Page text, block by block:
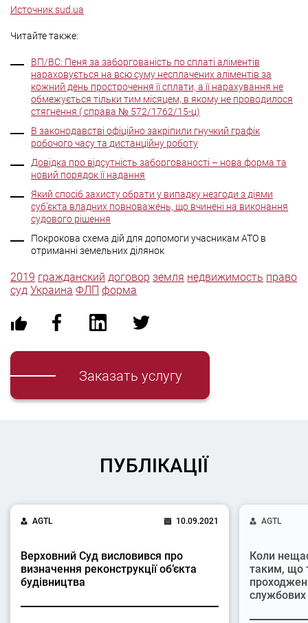
Источник sud.ua
Читайте также:
ВП/ВС: Пеня за заборгованість по сплаті аліментів
нараховується на всю суму несплачених аліментів за
кожний день прострочення її сплати, а її нарахування не
обмежується тільки тим місяцем, в якому не проводилося
стягнення ( справа № 572/1762/15-ц)
В законодавстві офіційно закріпили гнучкий графік
робочого часу та дистанційну роботу
Довідка про відсутність заборгованості – нова форма та
новий порядок її надання
Який спосіб захисту обрати у випадку незгоди з діями
суб’єкта владних повноважень, що вчинені на виконання
судового рішення
Покрокова схема дій для допомоги учасникам АТО в
отриманні земельних ділянок
2019 гражданский договор земля недвижимость право
суд Украина ФЛП форма
Заказать услугу
ПУБЛІКАЦІЇ
AGTL 10.09.2021
Верховний Суд висловився про
визначення реконструкції об’єкта
будівництва
AGTL
Коли
таким, що
службових